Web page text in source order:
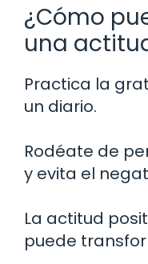
¿Cómo
una
Practica la
un diario.
Rodéate de
y evita el
La actitud
puede